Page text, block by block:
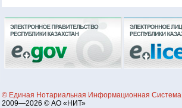
© Единая Нотариальная Информационная Система
2009—2026 © АО «НИТ»